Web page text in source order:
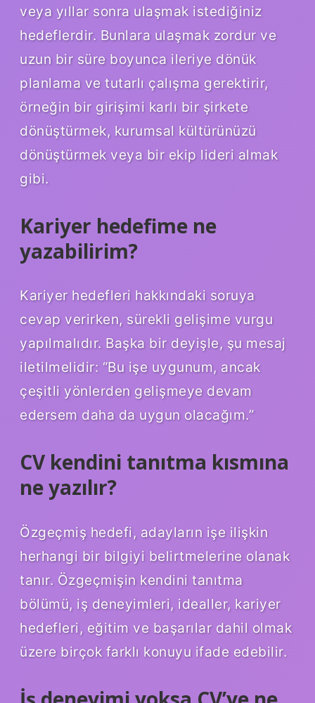
veya yıllar sonra ulaşmak istediğiniz
hedeflerdir. Bunlara ulaşmak zordur ve
uzun bir süre boyunca ileriye dönük
planlama ve tutarlı çalışma gerektirir,
örneğin bir girişimi karlı bir şirkete
dönüştürmek, kurumsal kültürünüzü
dönüştürmek veya bir ekip lideri almak
gibi.
Kariyer hedefime ne
yazabilirim?
Kariyer hedefleri hakkındaki soruya
cevap verirken, sürekli gelişime vurgu
yapılmalıdır. Başka bir deyişle, şu mesaj
iletilmelidir: “Bu işe uygunum, ancak
çeşitli yönlerden gelişmeye devam
edersem daha da uygun olacağım.”
CV kendini tanıtma kısmına
ne yazılır?
Özgeçmiş hedefi, adayların işe ilişkin
herhangi bir bilgiyi belirtmelerine olanak
tanır. Özgeçmişin kendini tanıtma
bölümü, iş deneyimleri, idealler, kariyer
hedefleri, eğitim ve başarılar dahil olmak
üzere birçok farklı konuyu ifade edebilir.